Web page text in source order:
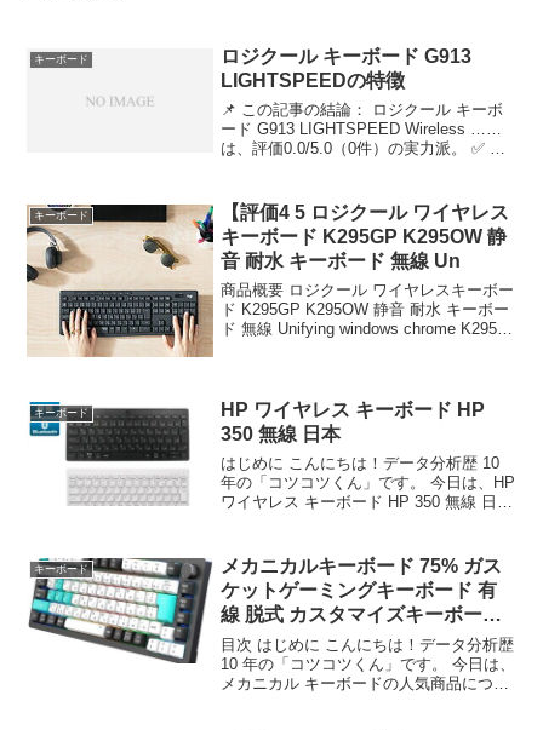
キーボード
ロジクール キーボード G913
LIGHTSPEEDの特徴
📌 この記事の結論： ロジクール キーボ
ード G913 LIGHTSPEED Wireless ……
は、評価0.0/5.0（0件）の実力派。 ✅ こ
LIGHTS...
キーボード
【評価4 5 ロジクール ワイヤレス
キーボード K295GP K295OW 静
音 耐水 キーボード 無線 Un
商品概要 ロジクール ワイヤレスキーボー
ド K295GP K295OW 静音 耐水 キーボー
ド 無線 Unifying windows chrome K295
キーボード
HP ワイヤレス キーボード HP
350 無線 日本
はじめに こんにちは！データ分析歴 10
年の「コツコツくん」です。 今日は、HP
ワイヤレス キーボード HP 350 無線 日本
350 無線 日本語...
キーボード
メカニカルキーボード 75% ガス
ケットゲーミングキーボード 有
線 脱式 カスタマイズキーボード
USB C
目次 はじめに こんにちは！データ分析歴
10 年の「コツコツくん」です。 今日は、
メカニカル キーボードの人気商品につい